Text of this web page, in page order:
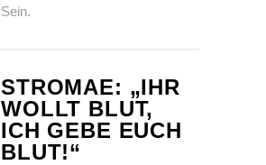
Sein.
STROMAE: „IHR
WOLLT BLUT,
ICH GEBE EUCH
BLUT!“